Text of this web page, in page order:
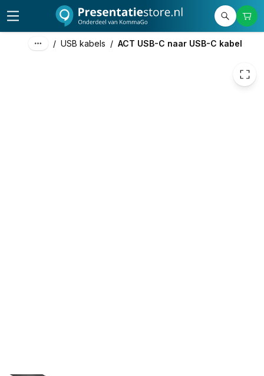
/ USB kabels / ACT USB-C naar USB-C kabel
150,91 excl. btw
182,60 incl. btw